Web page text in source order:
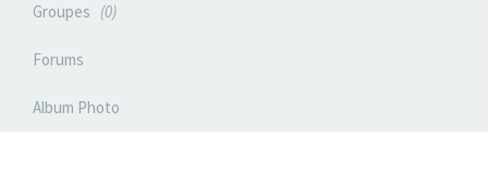
Groupes 0
Forums
Album Photo